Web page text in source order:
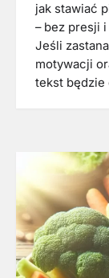
jak stawiać
– bez presji
Jeśli
motywacji
tekst będzie